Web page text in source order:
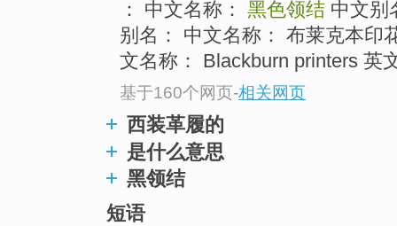
： 中文名称： 黑色领结 中文别
别名： 中文名称： 布莱克本印
文名称： Blackburn printers 英
基于160个网页-相关网页
西装革履的
是什么意思
黑领结
短语